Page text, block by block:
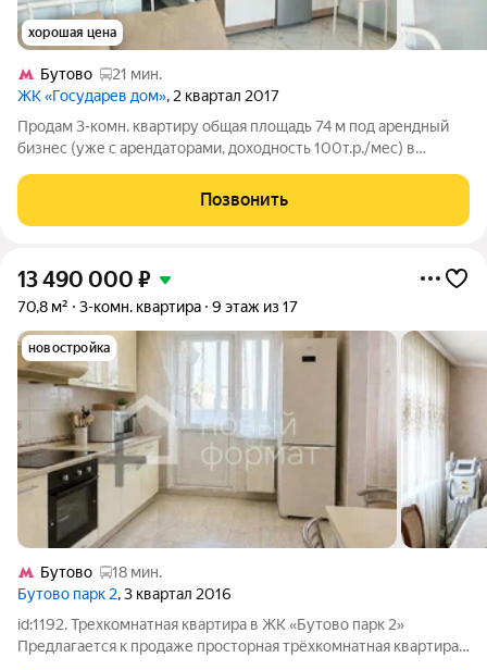
хорошая цена
Бутово
21 мин.
ЖК «Государев дом», 2 квартал 2017
Продам 3-комн. квартиру общая площадь 74 м под арендный
бизнес (уже с арендаторами, доходность 100т.р./мес) в
область, Ленинский городской округ, Лопатино пгт, бул.
Солнечный, д. 11. Расположение.
Позвонить
13 490 000 ₽
70,8 м² 3-комн. квартира 9 этаж из 17
новостройка
Бутово
18 мин.
Бутово парк 2, 3 квартал 2016
id:1192. Трехкомнатная квартира в ЖК «Бутово парк 2»
Предлагается к продаже просторная трёхкомнатная квартира с